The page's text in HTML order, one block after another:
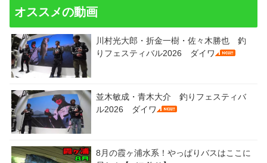
オススメの動画
川村光大郎・折金一樹・佐々木勝也 釣
りフェスティバル2026 ダイワ
並木敏成・青木大介 釣りフェスティバ
ル2026 ダイワ
8月の霞ヶ浦水系！やっぱりバスはここに